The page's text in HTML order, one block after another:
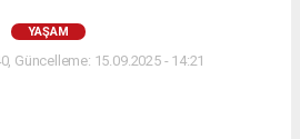
YAŞAM
Güncelleme: 15.09.2025 - 14:21